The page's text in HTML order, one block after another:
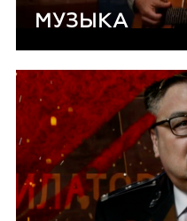
МУЗЫКА